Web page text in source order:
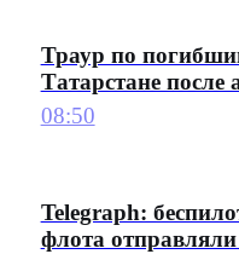
Траур по
Татарстане
08:50
Telegraph:
флота